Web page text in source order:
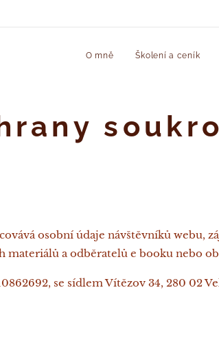
O mně Školení a ceník
osobní údaje návštěvníků webu,
a odběratelů e booku nebo
se sídlem Vítězov 34, 280 02